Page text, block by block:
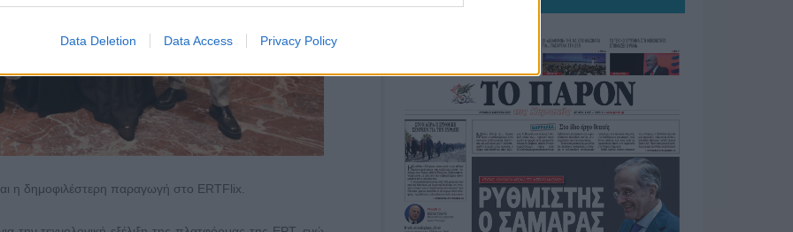
Data Deletion Data Access Privacy Policy
η δημοφιλέστερη παραγωγή στο ERTFlix.